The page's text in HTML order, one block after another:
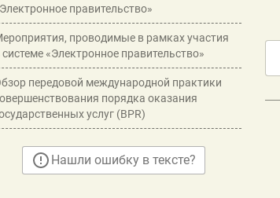
правительство»
проводимые в рамках участия
системе «Электронное правительство»
передовой международной практики
порядка оказания
услуг (BPR)
Нашли ошибку в тексте?